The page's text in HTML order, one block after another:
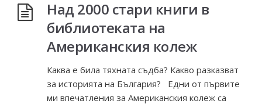
Над 2000 стари книги в
библиотеката на
Американския колеж
Каква е била тяхната съдба? Какво разказват
за историята на България? Едни от първите
ми впечатления за Американския колеж са